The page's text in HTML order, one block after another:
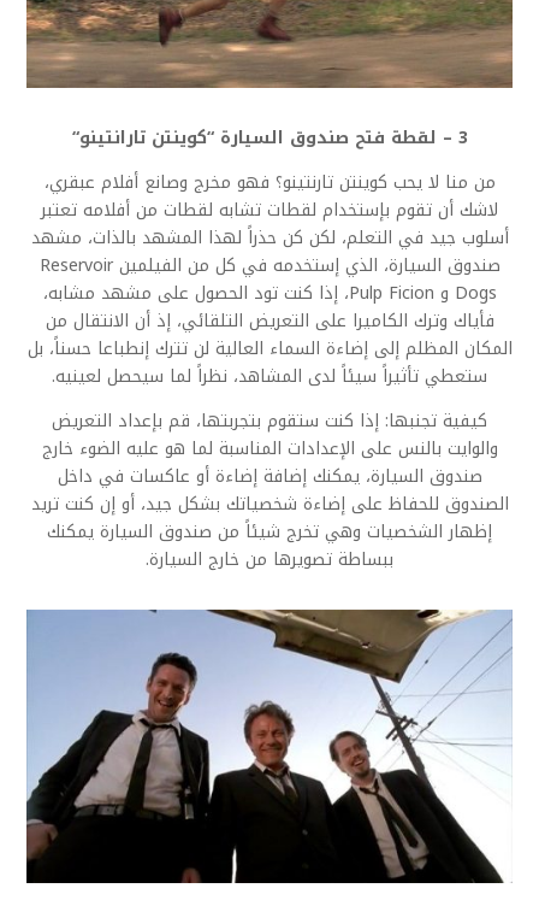
3 – لقطة فتح صندوق السيارة “كوينتن تارانتينو“
من منا لا يحب كوينتن تارنتينو؟ فهو مخرج وصانع أفلام عبقري،
لاشك أن تقوم بإستخدام لقطات تشابه لقطات من أفلامه تعتبر
أسلوب جيد في التعلم، لكن كن حذراً لهذا المشهد بالذات، مشهد
صندوق السيارة، الذي إستخدمه في كل من الفيلمين Reservoir
Dogs و Pulp Ficion، إذا كنت تود الحصول على مشهد مشابه،
فأياك وترك الكاميرا على التعريض التلقائي، إذ أن الانتقال من
المكان المظلم إلى إضاءة السماء العالية لن تترك إنطباعا حسناً، بل
ستعطي تأثيراً سيئاً لدى المشاهد، نظراً لما سيحصل لعينيه.
كيفية تجنبها: إذا كنت ستقوم بتجربتها، قم بإعداد التعريض
والوايت بالنس على الإعدادات المناسبة لما هو عليه الضوء خارج
صندوق السيارة، يمكنك إضافة إضاءة أو عاكسات في داخل
الصندوق للحفاظ على إضاءة شخصياتك بشكل جيد، أو إن كنت تريد
إظهار الشخصيات وهي تخرج شيئاً من صندوق السيارة يمكنك
ببساطة تصويرها من خارج السيارة.